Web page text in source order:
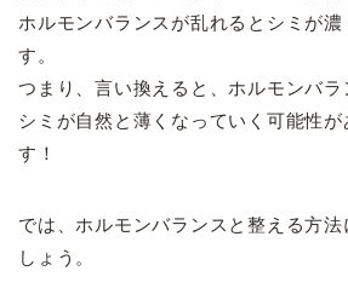
ホルモンバランスが乱れるとシミが濃
す。
つまり、言い換えると、ホルモンバラ
シミが自然と薄くなっていく可能性
す！
では、ホルモンバランスと整える方法
しょう。